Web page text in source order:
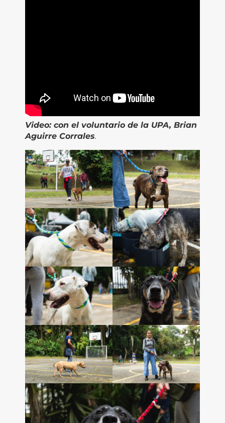
Video:con el voluntario de la UPA, Brian
Aguirre Corrales.